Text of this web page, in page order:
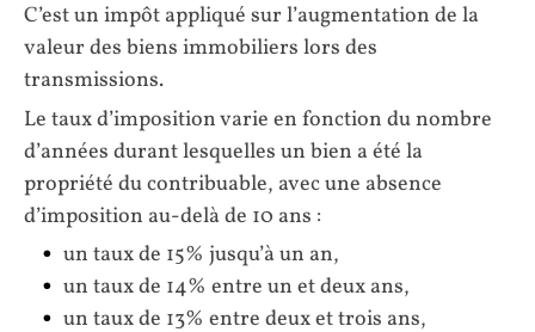
C’est un impôt appliqué sur l’augmentation de la
valeur des biens immobiliers lors des
transmissions.
Le taux d’imposition varie en fonction du nombre
d’années durant lesquelles un bien a été la
propriété du contribuable, avec une absence
d’imposition au-delà de 10 ans :
un taux de 15% jusqu’à un an,
un taux de 14% entre un et deux ans,
un taux de 13% entre deux et trois ans,